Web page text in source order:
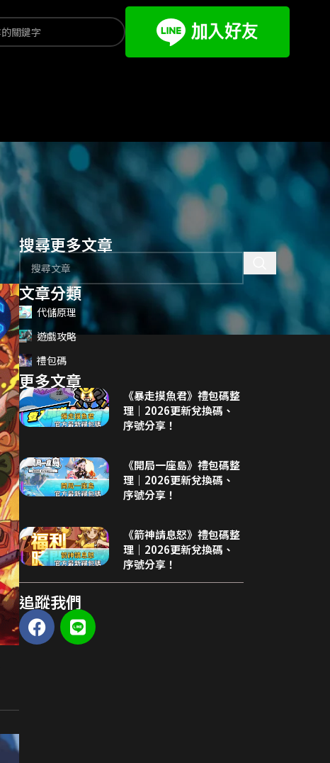
搜尋更多文章
文章分類
代儲原理
遊戲攻略
禮包碼
更多文章
《暴走摸魚君》禮包碼整
理｜2026更新兌換碼、
序號分享！
《開局一座島》禮包碼整
理｜2026更新兌換碼、
序號分享！
《箭神請息怒》禮包碼整
理｜2026更新兌換碼、
序號分享！
追蹤我們